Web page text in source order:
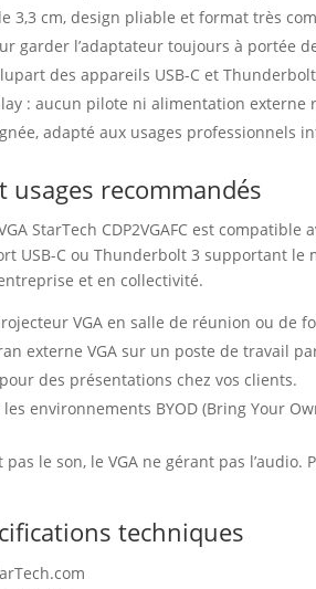
3,3 cm, design pliable et format très
garder l’adaptateur toujours à portée
des appareils USB-C et
: aucun pilote ni alimentation externe
adapté aux usages professionnels
usages recommandés
StarTech CDP2VGAFC est
USB-C ou Thunderbolt 3 supportant le
et en collectivité.
VGA en salle de réunion ou de
externe VGA sur un poste de travail
des présentations chez vos clients.
environnements BYOD (Bring Your
le son, le VGA ne gérant pas
techniques